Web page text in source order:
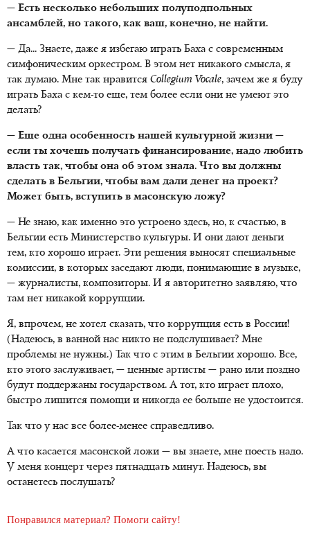
— Есть несколько небольших полуподпольных
ансамблей, но такого, как ваш, конечно, не найти.
— Да... Знаете, даже я избегаю играть Баха с современным
симфоническим оркестром. В этом нет никакого смысла, я
так думаю. Мне так нравится Collegium Vocale, зачем же я буду
играть Баха с кем-то еще, тем более если они не умеют это
делать?
— Еще одна особенность нашей культурной жизни —
если ты хочешь получать финансирование, надо любить
власть так, чтобы она об этом знала. Что вы должны
сделать в Бельгии, чтобы вам дали денег на проект?
Может быть, вступить в масонскую ложу?
— Не знаю, как именно это устроено здесь, но, к счастью, в
Бельгии есть Министерство культуры. И они дают деньги
тем, кто хорошо играет. Эти решения выносят специальные
комиссии, в которых заседают люди, понимающие в музыке,
— журналисты, композиторы. И я авторитетно заявляю, что
там нет никакой коррупции.
Я, впрочем, не хотел сказать, что коррупция есть в России!
(Надеюсь, в ванной нас никто не подслушивает? Мне
проблемы не нужны.) Так что с этим в Бельгии хорошо. Все,
кто этого заслуживает, — ценные артисты — рано или поздно
будут поддержаны государством. А тот, кто играет плохо,
быстро лишится помощи и никогда ее больше не удостоится.
Так что у нас все более-менее справедливо.
А что касается масонской ложи — вы знаете, мне поесть надо.
У меня концерт через пятнадцать минут. Надеюсь, вы
останетесь послушать?
Понравился материал? Помоги сайту!